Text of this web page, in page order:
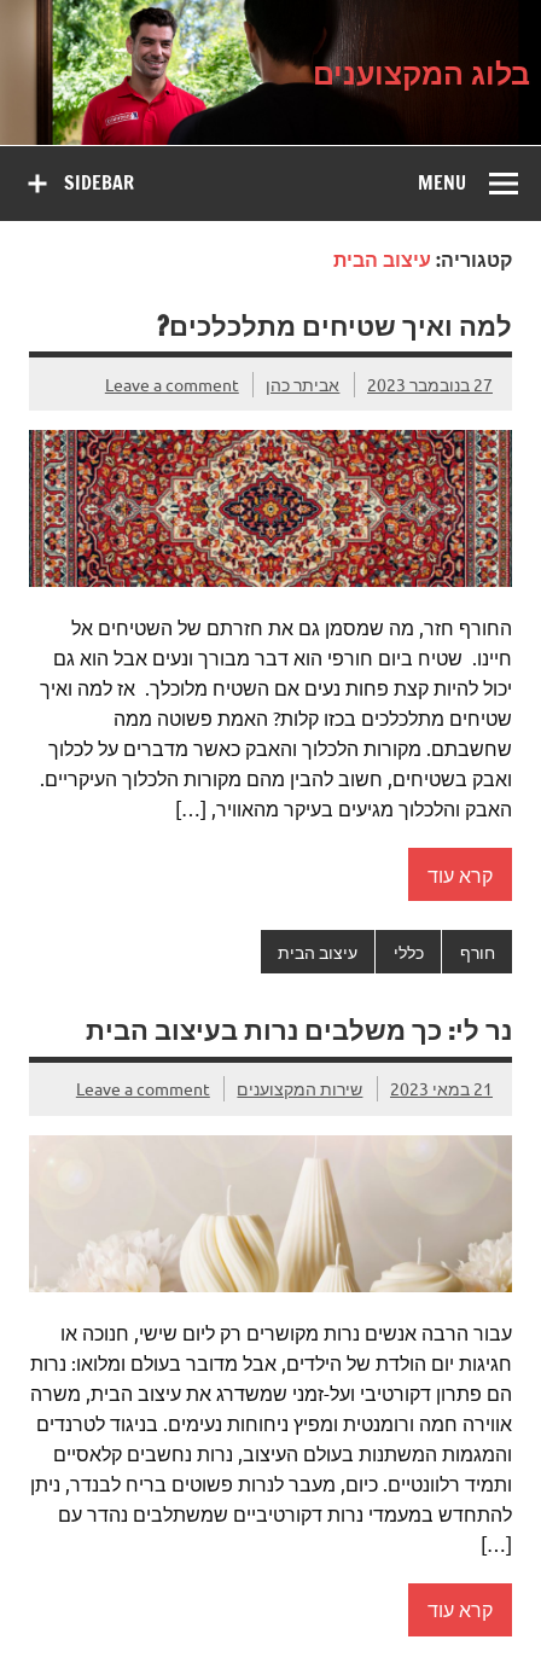
בלוג
המקצוענים
על עיצוב, שיפוץ וטיפוח הבית
בלוג המקצוענים
SIDEBAR MENU
קטגוריה: עיצוב הבית
למה ואיך שטיחים מתלכלכים?
27 בנובמבר 2023 אביתר כהן Leave a comment
החורף חזר, מה שמסמן גם את חזרתם של השטיחים אל
חיינו. שטיח ביום חורפי הוא דבר מבורך ונעים אבל הוא גם
יכול להיות קצת פחות נעים אם השטיח מלוכלך. אז למה ואיך
שטיחים מתלכלכים בכזו קלות? האמת פשוטה ממה
שחשבתם. מקורות הלכלוך והאבק כאשר מדברים על לכלוך
ואבק בשטיחים, חשוב להבין מהם מקורות הלכלוך העיקריים.
האבק והלכלוך מגיעים בעיקר מהאוויר, […]
קרא עוד
חורף כללי עיצוב הבית
נר לי: כך משלבים נרות בעיצוב הבית
21 במאי 2023 שירות המקצוענים Leave a comment
עבור הרבה אנשים נרות מקושרים רק ליום שישי, חנוכה או
חגיגות יום הולדת של הילדים, אבל מדובר בעולם ומלואו: נרות
הם פתרון דקורטיבי ועל-זמני שמשדרג את עיצוב הבית, משרה
אווירה חמה ורומנטית ומפיץ ניחוחות נעימים. בניגוד לטרנדים
והמגמות המשתנות בעולם העיצוב, נרות נחשבים קלאסיים
ותמיד רלוונטיים. כיום, מעבר לנרות פשוטים בריח לבנדר, ניתן
להתחדש במעמדי נרות דקורטיביים שמשתלבים נהדר עם
[…]
קרא עוד